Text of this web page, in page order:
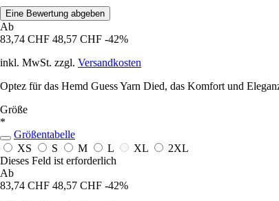
Eine Bewertung abgeben
Ab
83,74 CHF 48,57 CHF -42%
inkl. MwSt. zzgl. Versandkosten
Optez für das Hemd Guess Yarn Died, das Komfort und
Größe
*
Größentabelle
XS
S M L XL
2XL
Dieses Feld ist erforderlich
Ab
83,74 CHF 48,57 CHF -42%